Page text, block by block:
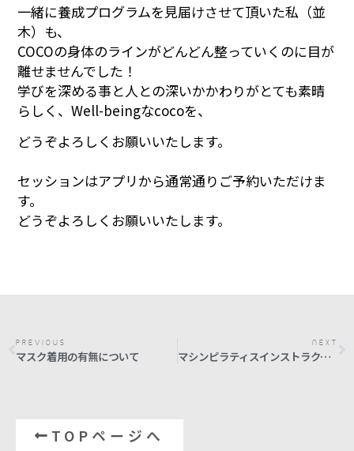
一緒に養成プログラムを見届けさせて頂いた私（並
木）も、
COCOの身体のラインがどんどん整っていくのに目が
離せませんでした！
学びを深める事と人との深いかかわりがとても素晴
らしく、Well-beingなcocoを、
どうぞよろしくお願いいたします。
セッションはアプリから通常通りご予約いただけま
す。
どうぞよろしくお願いいたします。
PREVIOUS
マスク着用の有無について
NEXT
マシンピラティスインストラクター養成講座
TOPページへ